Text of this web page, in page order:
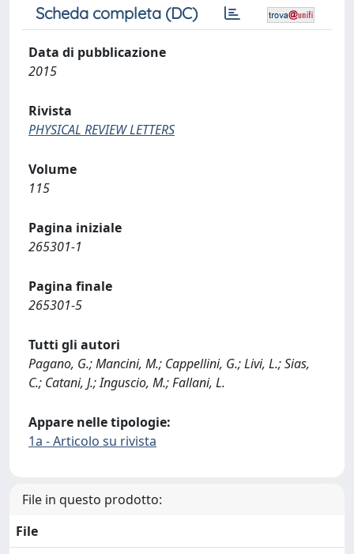
Scheda completa (DC)
Data di pubblicazione
2015
Rivista
PHYSICAL REVIEW LETTERS
Volume
115
Pagina iniziale
265301-1
Pagina finale
265301-5
Tutti gli autori
Pagano, G.; Mancini, M.; Cappellini, G.; Livi, L.; Sias,
C.; Catani, J.; Inguscio, M.; Fallani, L.
Appare nelle tipologie:
1a - Articolo su rivista
File in questo prodotto:
File